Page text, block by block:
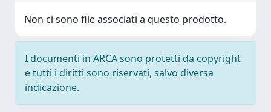
Non ci sono file associati a questo prodotto.
I documenti in ARCA sono protetti da copyright
e tutti i diritti sono riservati, salvo diversa
indicazione.